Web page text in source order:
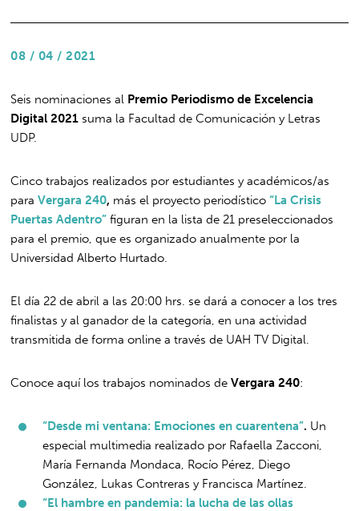
08 / 04 / 2021
Seis nominaciones al Premio Periodismo de Excelencia
Digital 2021 suma la Facultad de Comunicación y Letras
UDP.
Cinco trabajos realizados por estudiantes y académicos/as
paraVergara 240, más el proyecto periodístico“La Crisis
Puertas Adentro” figuran en la lista de 21 preseleccionados
para el premio, quees organizado anualmente por la
Universidad Alberto Hurtado.
El día 22 de abril a las 20:00 hrs. se dará a conocer a los tres
finalistas y al ganador de la categoría, en una actividad
transmitida de forma online a través de UAH TV Digital.
Conoce aquí los trabajos nominados deVergara 240:
“Desde mi ventana: Emociones en cuarentena”. Un
especial multimedia realizado por Rafaella Zacconi,
María Fernanda Mondaca, Rocío Pérez, Diego
González, Lukas Contreras y Francisca Martínez.
“El hambre en pandemia: la lucha de las ollas